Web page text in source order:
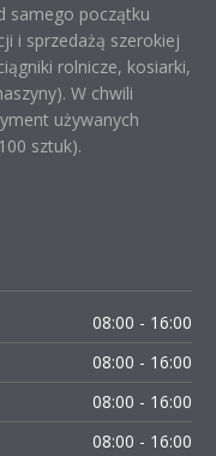
samego początku
i sprzedażą szerokiej
rolnicze, kosiarki,
W chwili
używanych
sztuk).
08:00 - 16:00
08:00 - 16:00
08:00 - 16:00
08:00 - 16:00